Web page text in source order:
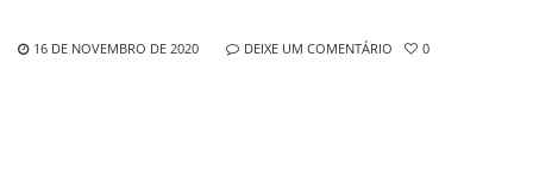
16 DE NOVEMBRO DE 2020 DEIXE UM COMENTÁRIO 0